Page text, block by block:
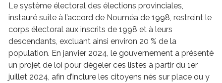
Le système électoral des élections provinciales,
instauré suite à l’accord de Nouméa de 1998, restreint le
corps électoral aux inscrits de 1998 et à leurs
descendants, excluant ainsi environ 20 % de la
population. En janvier 2024, le gouvernement a présenté
un projet de loi pour dégeler ces listes à partir du 1er
juillet 2024, afin d’inclure les citoyens nés sur place ou y